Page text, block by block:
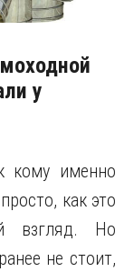
у
кому именно
как это
взгляд. Но
не стоит,